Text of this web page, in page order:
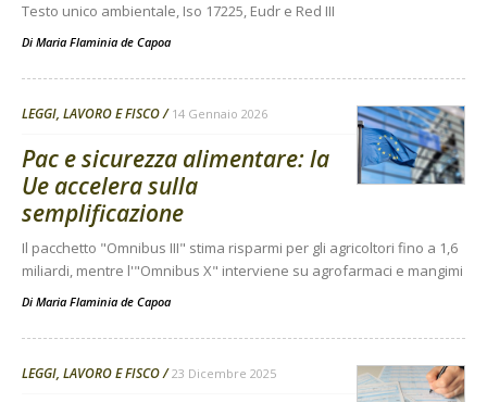
Testo unico ambientale, Iso 17225, Eudr e Red III
Di Maria Flaminia de Capoa
LEGGI, LAVORO E FISCO 14 Gennaio 2026
Pac e sicurezza alimentare: la
Ue accelera sulla
semplificazione
Il pacchetto "Omnibus III" stima risparmi per gli agricoltori fino a 1,6
miliardi, mentre l'"Omnibus X" interviene su agrofarmaci e mangimi
Di Maria Flaminia de Capoa
LEGGI, LAVORO E FISCO 23 Dicembre 2025